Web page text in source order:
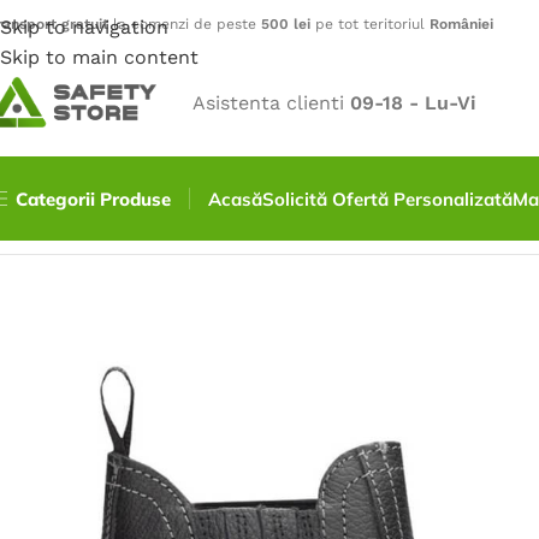
Skip to navigation
Skip to main content
gratuitla comenzi de peste 500 lei pe tot teritoriul României
Asistenta clienti 09-18 - Lu-Vi
Categorii Produse AcasăSolicită Ofertă Personalizată